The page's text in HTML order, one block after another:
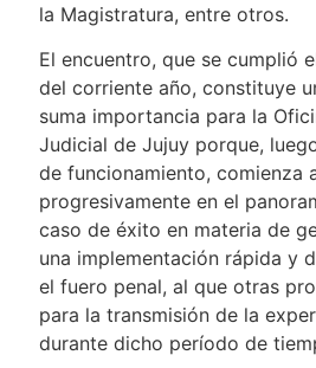
la Magistratura, entre otros.
El encuentro, que se cumplió
del corriente año, constituye
suma importancia para la
Judicial de Jujuy porque,
de funcionamiento, comienza
progresivamente en el
caso de éxito en materia de
una implementación rápida y
el fuero penal, al que otras
para la transmisión de la
durante dicho período de